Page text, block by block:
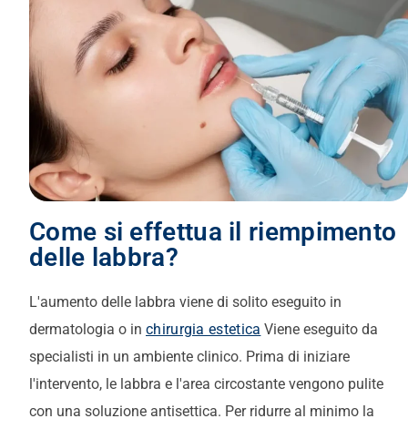
Come si effettua il riempimento
delle labbra?
L'aumento delle labbra viene di solito eseguito in
dermatologia o in chirurgia estetica Viene eseguito da
specialisti in un ambiente clinico. Prima di iniziare
l'intervento, le labbra e l'area circostante vengono pulite
con una soluzione antisettica. Per ridurre al minimo la